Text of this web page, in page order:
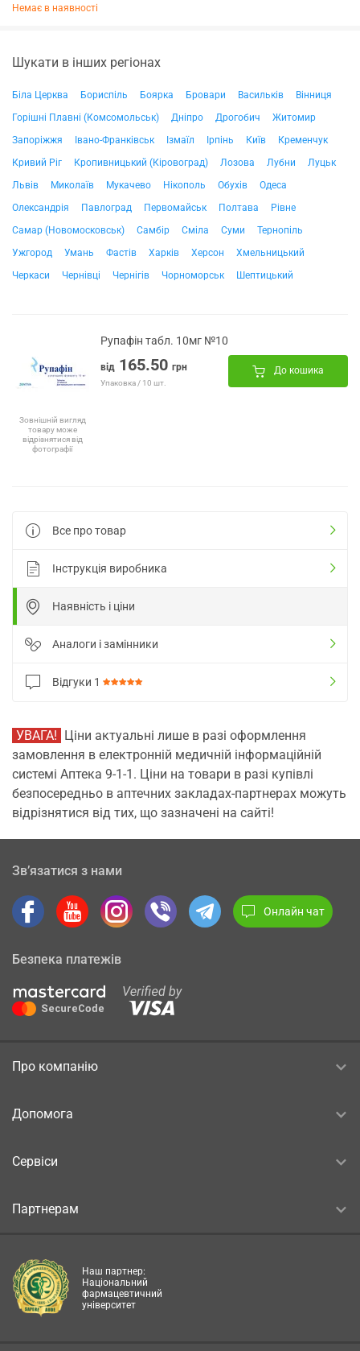
Немає в наявності
Шукати в інших регіонах
Біла Церква Бориспіль Боярка Бровари Васильків
Вінниця
Горішні Плавні (Комсомольськ)
Дніпро Дрогобич
Житомир
Запоріжжя
Івано-Франківськ Ізмаїл Ірпінь Київ
Кременчук
Кривий Ріг
Кропивницький (Кіровоград) Лозова Лубни
Луцьк
Львів
Миколаїв Мукачево Нікополь Обухів
Одеса
Олександрія
Павлоград Первомайськ Полтава
Рівне
Самар (Новомосковськ)
Самбір Сміла Суми
Тернопіль
Ужгород
Умань Фастів Харків Херсон
Хмельницький
Черкаси
Чернівці Чернігів Чорноморськ Шептицький
Зовнішній вигляд
товару може
відрізнятися від
фотографії
Рупафін табл. 10мг №10
від 165.50 грн
Упаковка / 10 шт.
До кошика
Все про товар
Інструкція виробника
Наявність і ціни
Аналоги і замінники
Відгуки 1
УВАГА! Ціни актуальні лише в разі оформлення
замовлення в електронній медичній інформаційній
системі Аптека 9-1-1. Ціни на товари в разі купівлі
безпосередньо в аптечних закладах-партнерах можуть
відрізнятися від тих, що зазначені на сайті!
Зв’язатися з нами
Онлайн чат
Безпека платежів
Про компанію
Допомога
Сервіси
Партнерам
Наш партнер:
Національний
фармацевтичний
університет